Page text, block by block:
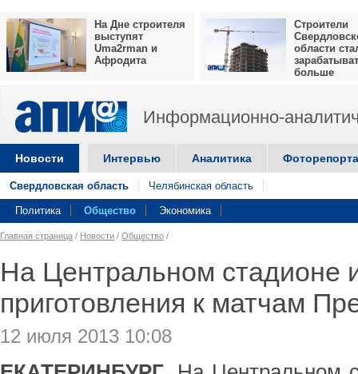
На Дне строителя
выступят
Uma2rman и
Афродита
Строители
области
больше
Информационно-
Новости Интервью Аналитика
Свердловская область Челябинская область
Политика Общество Экономика
Главная страница / Новости / Общество /
На Центральном стадионе
приготовления к матчам
12 июля 2013 10:08